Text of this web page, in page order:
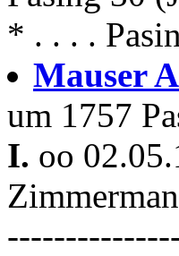
* . . . .
Mauser
um 1757
I. oo